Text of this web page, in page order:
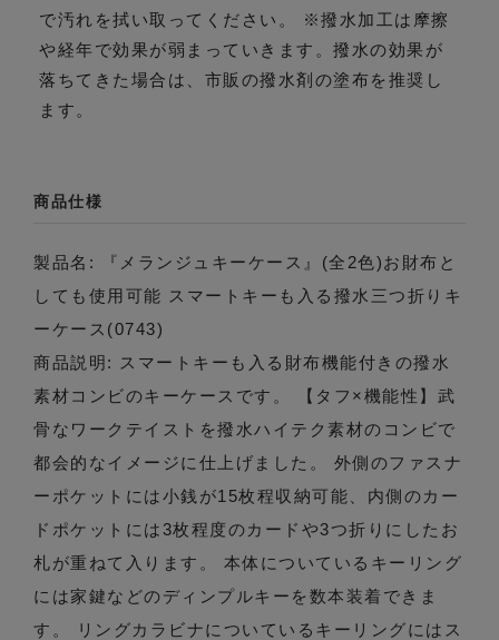
で汚れを拭い取ってください。 ※撥水加工は摩擦
や経年で効果が弱まっていきます。撥水の効果が
落ちてきた場合は、市販の撥水剤の塗布を推奨し
ます。
商品仕様
製品名: 『メランジュキーケース』(全2色)お財布と
しても使用可能 スマートキーも入る撥水三つ折りキ
ーケース(0743)
商品説明: スマートキーも入る財布機能付きの撥水
素材コンビのキーケースです。 【タフ×機能性】武
骨なワークテイストを撥水ハイテク素材のコンビで
都会的なイメージに仕上げました。 外側のファスナ
ーポケットには小銭が15枚程収納可能、内側のカー
ドポケットには3枚程度のカードや3つ折りにしたお
札が重ねて入ります。 本体についているキーリング
には家鍵などのディンプルキーを数本装着できま
す。 リングカラビナについているキーリングにはス